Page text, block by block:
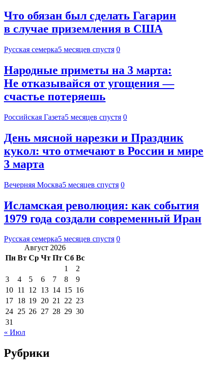
Что обязан был сделать Гагарин
в случае приземления в США
Русская семерка5 месяцев спустя 0
Народные приметы на 3 марта:
Не отказывайся от угощения —
счастье потеряешь
Российская Газета5 месяцев спустя 0
День мясной нарезки и Праздник
кукол: что отмечают в России и мире
3 марта
Вечерняя Москва5 месяцев спустя 0
Исламская революция: как события
1979 года создали современный Иран
Русская семерка5 месяцев спустя 0
Август 2026
Пн Вт Ср Чт Пт Сб Вс
1
2
3
4 5 6 7 8
9
10 11 12 13 14 15 16
17 18 19 20 21 22 23
24 25 26 27 28 29 30
31
« Июл
Рубрики